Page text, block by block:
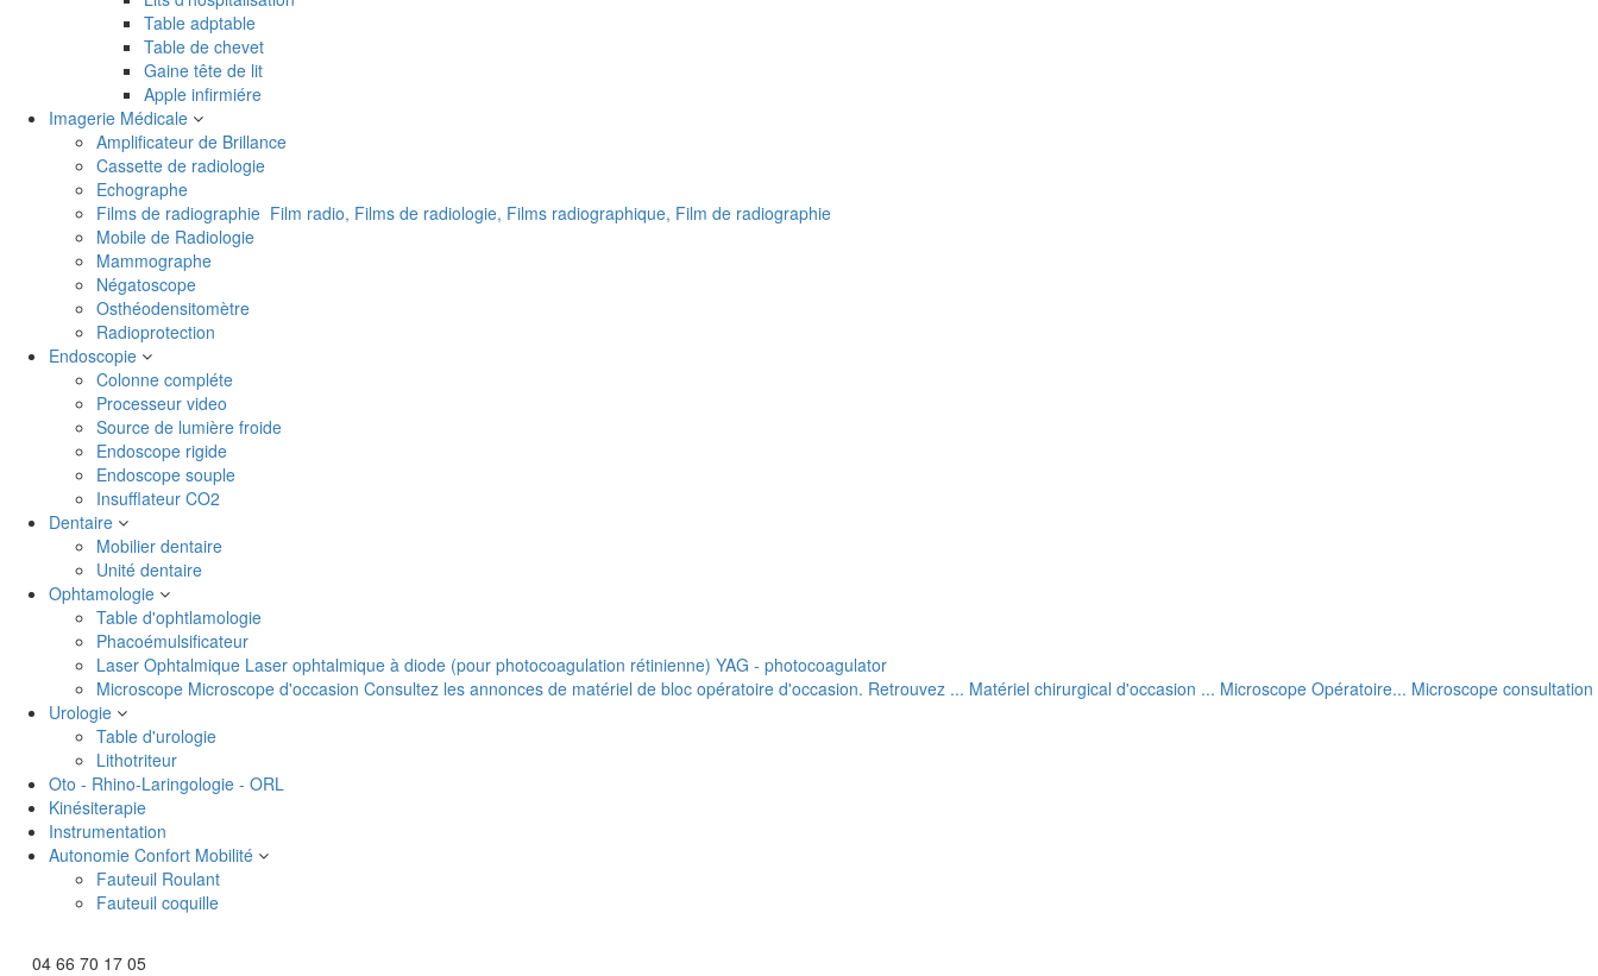
Table adptable
Table de chevet
Gaine tête de lit
Apple infirmiére
Imagerie Médicale
Amplificateur de Brillance
Cassette de radiologie
Echographe
Films de radiographie Film radio, Films de radiologie, Films radiographique, Film de radiographie
Mobile de Radiologie
Mammographe
Négatoscope
Osthéodensitomètre
Radioprotection
Endoscopie
Colonne compléte
Processeur video
Source de lumière froide
Endoscope rigide
Endoscope souple
Insufflateur CO2
Dentaire
Mobilier dentaire
Unité dentaire
Ophtamologie
Table d'ophtlamologie
Phacoémulsificateur
Laser Ophtalmique Laser ophtalmique à diode (pour photocoagulation rétinienne) YAG - photocoagulator
Microscope Microscope d'occasion Consultez les annonces de matériel de bloc opératoire d'occasion. Retrouvez ... Matériel chirurgical d'occasion ... Microscope Opératoire... Microscope consultation
Urologie
Table d'urologie
Lithotriteur
Oto - Rhino-Laringologie - ORL
Kinésiterapie
Instrumentation
Autonomie Confort Mobilité
Fauteuil Roulant
Fauteuil coquille
04 66 70 17 05